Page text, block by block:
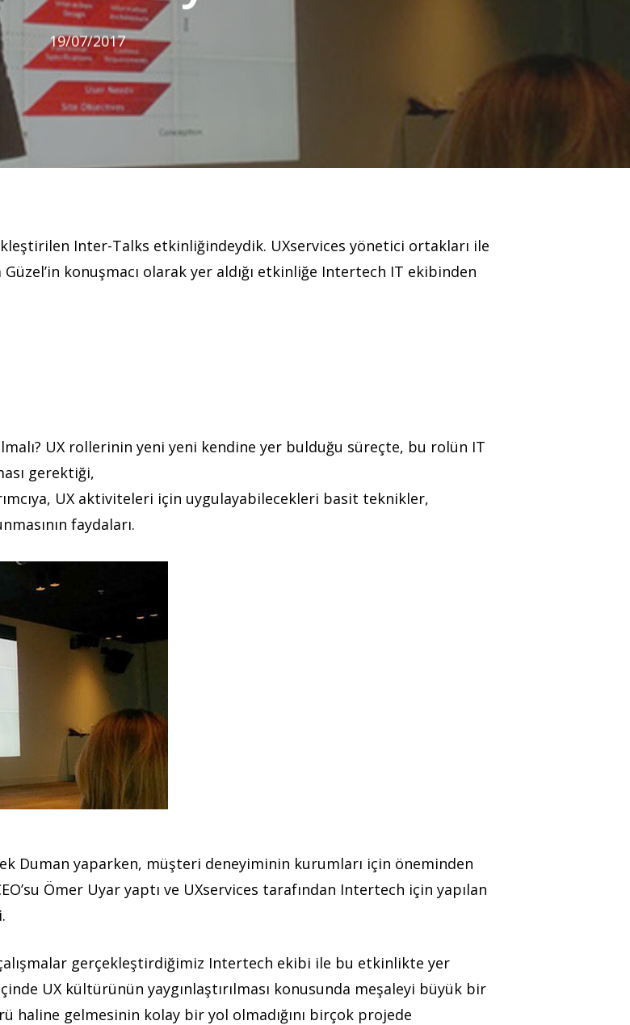
19/07/2017
Inter-Talks etkinliğindeydik. UXservices yönetici ortakları ile
konuşmacı olarak yer aldığı etkinliğe Intertech IT ekibinden
UX rollerinin yeni yeni kendine yer bulduğu süreçte, bu rolün IT
gerektiği,
UX aktiviteleri için uygulayabilecekleri basit teknikler,
faydaları.
Duman yaparken, müşteri deneyiminin kurumları için öneminden
Ömer Uyar yaptı ve UXservices tarafından Intertech için yapılan
gerçekleştirdiğimiz Intertech ekibi ile bu etkinlikte yer
UX kültürünün yaygınlaştırılması konusunda meşaleyi büyük bir
haline gelmesinin kolay bir yol olmadığını birçok projede